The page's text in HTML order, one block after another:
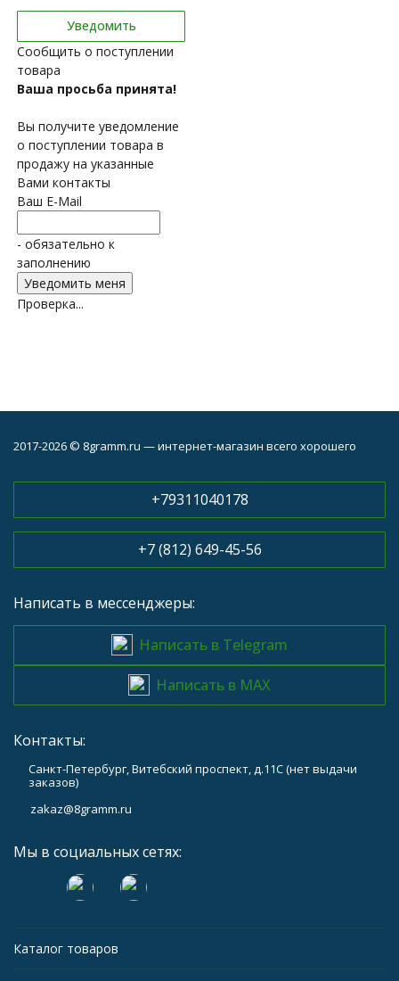
Уведомить
Сообщить о поступлении
товара
Ваша просьба принята!
Вы получите уведомление
о поступлении товара в
продажу на указанные
Вами контакты
Ваш E-Mail
- обязательно к
заполнению
Проверка...
2017-2026 © 8gramm.ru — интернет-магазин всего хорошего
+79311040178
+7 (812) 649-45-56
Написать в мессенджеры:
Написать в Telegram
Написать в MAX
Контакты:
Санкт-Петербург, Витебский проспект, д.11С (нет выдачи
заказов)
zakaz@8gramm.ru
Мы в социальных сетях:
Каталог товаров